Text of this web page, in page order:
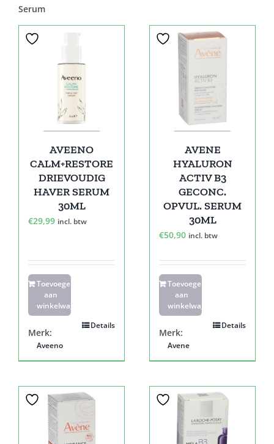
Serum
AVEENO
CALM+RESTORE
DRIEVOUDIG
HAVER SERUM
30ML
€29,99 incl. btw
Toevoegen
aan
winkelwagen
Details
Merk:
Aveeno
AVENE
HYALURON
ACTIV B3
GECONC.
OPVUL. SERUM
30ML
€50,90 incl. btw
Toevoegen
aan
winkelwagen
Details
Merk:
Avene